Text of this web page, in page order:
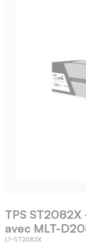
TPS
avec MLT-
L1-ST2082X